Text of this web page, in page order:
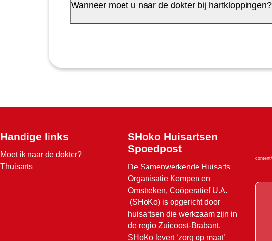
Wanneer moet u naar de dokter bij hartkloppingen?
Handige links
Moet ik naar de dokter?
Thuisarts
SHoko Huisartsen
Spoedpost
De Samenwerkende Huisarts
Organisatie Kempen en
Omstreken, Coöperatief U.A.
(SHoKo) is opgericht door
huisartsen die werkzaam zijn in
de regio Zuidoost-Brabant.
SHoKo levert ‘zorg op maat’